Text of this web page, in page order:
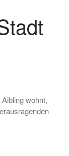
wohnt,